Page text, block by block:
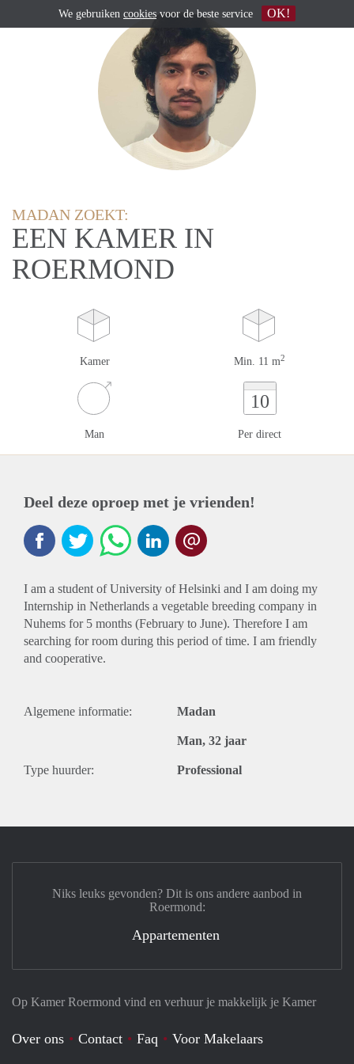
MADAN ZOEKT:
EEN KAMER IN
ROERMOND
Kamer Min. 11 m2
Man
10
Per direct
Deel deze oproep met je vrienden!
I am a student of University of Helsinki and I am doing my
Internship in Netherlands a vegetable breeding company in
Nuhems for 5 months (February to June). Therefore I am
searching for room during this period of time. I am friendly
and cooperative.
Algemene informatie: Madan
Man, 32 jaar
Type huurder: Professional
Op Kamer Roermond vind en verhuur je makkelijk je Kamer
Over ons Contact Faq
Voor Makelaars
Niks leuks gevonden? Dit is ons andere aanbod in
Roermond:
Appartementen
We gebruiken cookies voor de beste service OK!